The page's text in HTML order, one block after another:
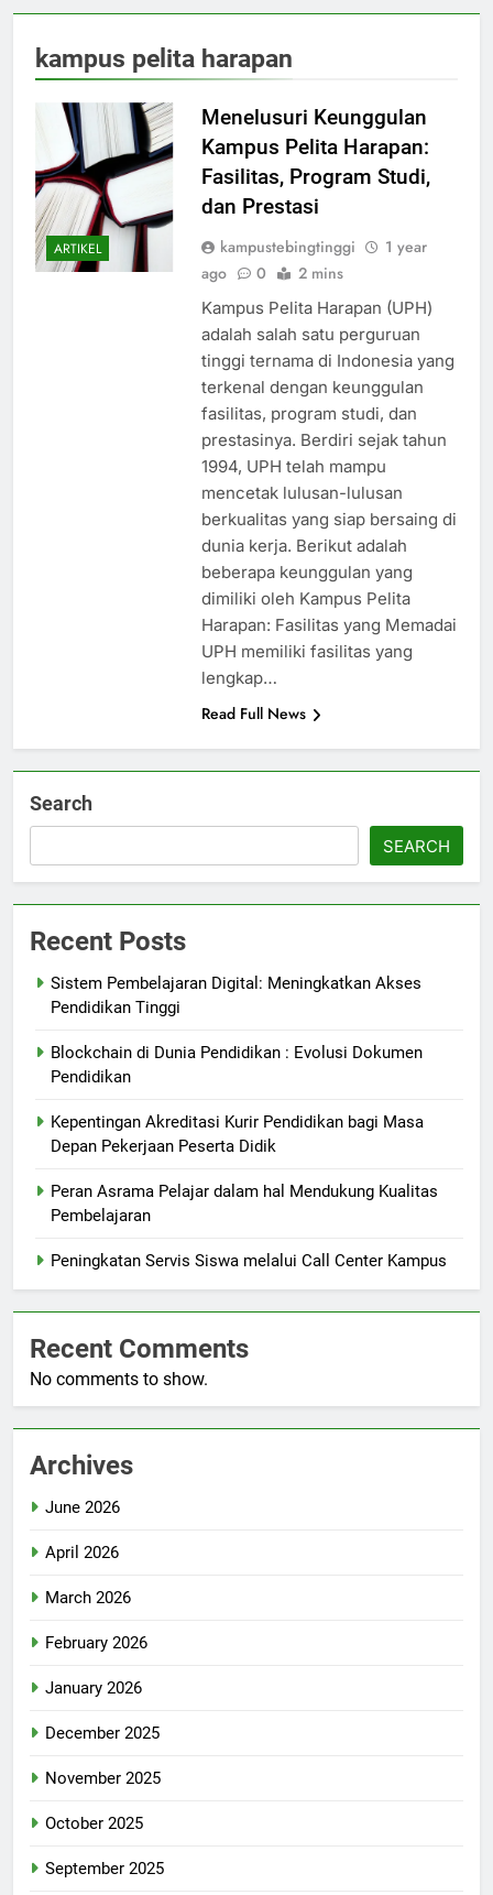
kampus pelita harapan
ARTIKEL
Menelusuri Keunggulan
Kampus Pelita Harapan:
Fasilitas, Program Studi,
dan Prestasi
kampustebingtinggi
1 year
ago
0 2 mins
Kampus Pelita Harapan (UPH)
adalah salah satu perguruan
tinggi ternama di Indonesia yang
terkenal dengan keunggulan
fasilitas, program studi, dan
prestasinya. Berdiri sejak tahun
1994, UPH telah mampu
mencetak lulusan-lulusan
berkualitas yang siap bersaing di
dunia kerja. Berikut adalah
beberapa keunggulan yang
dimiliki oleh Kampus Pelita
Harapan: Fasilitas yang Memadai
UPH memiliki fasilitas yang
lengkap…
Read Full News
Search
SEARCH
Recent Posts
Sistem Pembelajaran Digital: Meningkatkan Akses
Pendidikan Tinggi
Blockchain di Dunia Pendidikan : Evolusi Dokumen
Pendidikan
Kepentingan Akreditasi Kurir Pendidikan bagi Masa
Depan Pekerjaan Peserta Didik
Peran Asrama Pelajar dalam hal Mendukung Kualitas
Pembelajaran
Peningkatan Servis Siswa melalui Call Center Kampus
Recent Comments
No comments to show.
Archives
June 2026
April 2026
March 2026
February 2026
January 2026
December 2025
November 2025
October 2025
September 2025